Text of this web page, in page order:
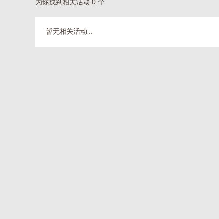
为你找到相关活动 0 个
暂无相关活动...